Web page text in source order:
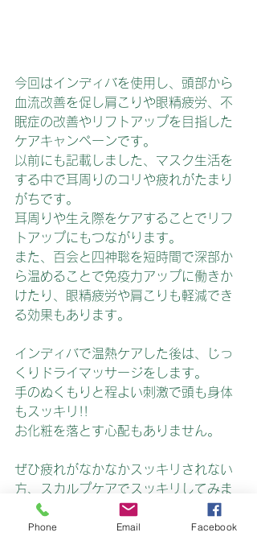
今回はインディバを使用し、頭部から
血流改善を促し肩こりや眼精疲労、不
眠症の改善やリフトアップを目指した
ケアキャンペーンです。
以前にも記載しました、マスク生活を
する中で耳周りのコリや疲れがたまり
がちです。
耳周りや生え際をケアすることでリフ
トアップにもつながります。
また、百会と四神聡を短時間で深部か
ら温めることで免疫力アップに働きか
けたり、眼精疲労や肩こりも軽減でき
る効果もあります。
インディバで温熱ケアした後は、じっ
くりドライマッサージをします。
手のぬくもりと程よい刺激で頭も身体
もスッキリ!!
お化粧を落とす心配もありません。
ぜひ疲れがなかなかスッキリされない
方、スカルプケアでスッキリしてみま
せんか？？
お知らせ＆キャンペーン案内
Phone Email Facebook